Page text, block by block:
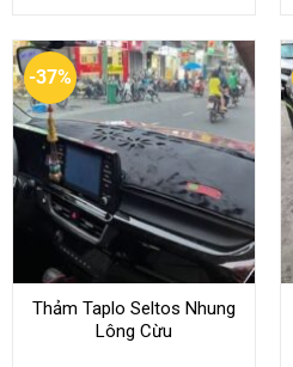
-37%
Thảm Taplo Seltos Nhung
Lông Cừu